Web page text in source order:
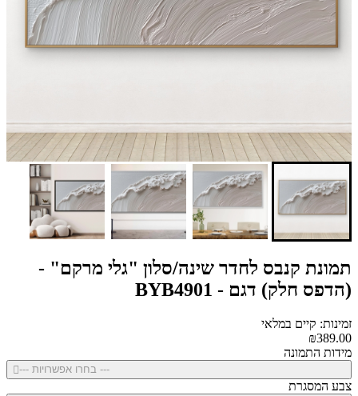
תמונת קנבס לחדר שינה/סלון "גלי מרקם" -
(הדפס חלק) דגם - BYB4901
זמינות: קיים במלאי
₪389.00
מידות התמונה
--- בחרו אפשרויות ---
צבע המסגרת